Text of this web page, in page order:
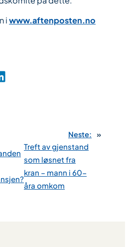
iwww.aftenposten.no
Neste:
Treft av gjenstand
som løsnet fra
kran – mann i 60-
åra omkom
»